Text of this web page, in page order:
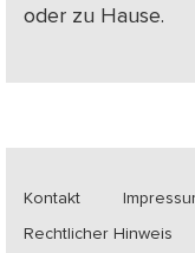
oder zu Hause.
Kontakt
Rechtlicher Hinweis